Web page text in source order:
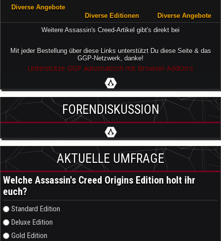
Diverse Angebote
Diverse Editionen
Diverse Angebote
Weitere Assassin's Creed-Artikel gibt's direkt bei
Mit jeder Bestellung über diese Links unterstützt Du diese Seite & das
GGP-Netzwerk, danke!
Unterstütze GGP automatisch mit Browser AddOn's
FORENDISKUSSION
AKTUELLE UMFRAGE
Welche Assassin's Creed Origins Edition holt ihr
euch?
Auswahlmöglichkeiten
Standard Edition
Deluxe Edition
Gold Edition